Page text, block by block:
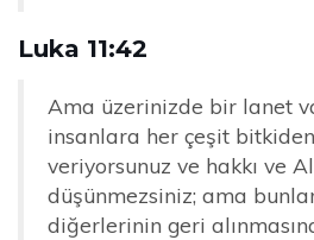
Luka 11:42
Ama üzerinizde bir lanet
insanlara her çeşit
veriyorsunuz ve hakkı ve
düşünmezsiniz; ama
diğerlerinin geri